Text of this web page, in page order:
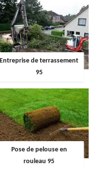
Entreprise de terrassement
95
Pose de pelouse en
rouleau 95